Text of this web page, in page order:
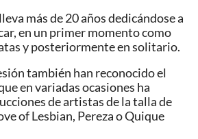
más de 20 años dedicándose a
en un primer momento como
y posteriormente en solitario.
también han reconocido el
en variadas ocasiones ha
de artistas de la talla de
of Lesbian, Pereza o Quique